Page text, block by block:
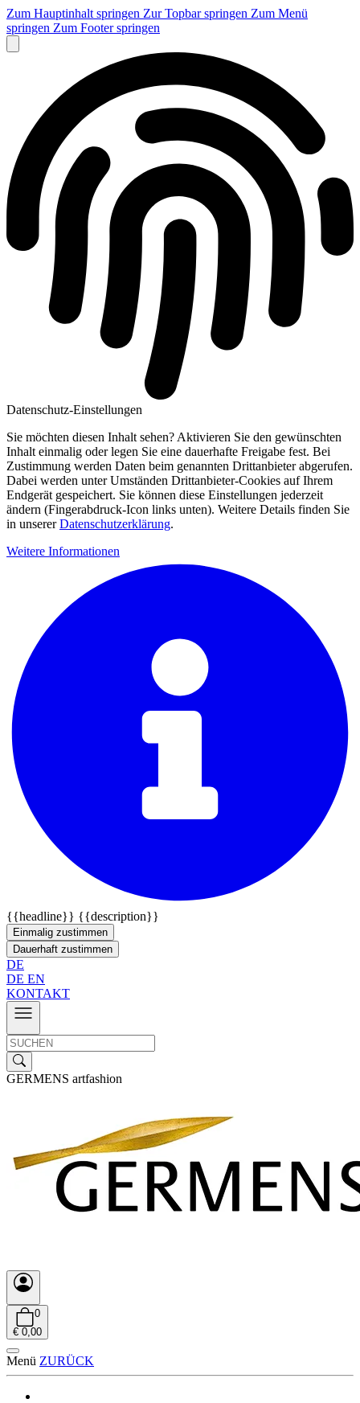
Zum Hauptinhalt springen Zur Topbar springen Zum Menü
springen Zum Footer springen
Datenschutz-Einstellungen
Sie möchten diesen Inhalt sehen? Aktivieren Sie den gewünschten
Inhalt einmalig oder legen Sie eine dauerhafte Freigabe fest. Bei
Zustimmung werden Daten beim genannten Drittanbieter abgerufen.
Dabei werden unter Umständen Drittanbieter-Cookies auf Ihrem
Endgerät gespeichert. Sie können diese Einstellungen jederzeit
ändern (Fingerabdruck-Icon links unten). Weitere Details finden Sie
in unsererDatenschutzerklärung.
Weitere Informationen
{{headline}} {{description}}
Einmalig zustimmen
Dauerhaft zustimmen
DE
DE EN
KONTAKT
GERMENS artfashion
0
€ 0,00
Menü ZURÜCK